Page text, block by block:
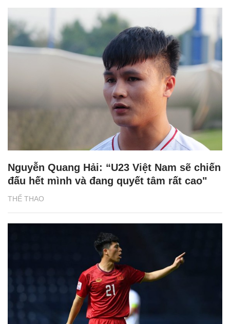
THỂ THAO
Nguyễn Quang Hải: “U23 Việt Nam sẽ chiến
đấu hết mình và đang quyết tâm rất cao"